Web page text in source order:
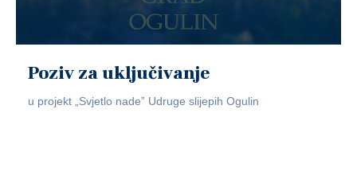
Poziv za uključivanje
u projekt „Svjetlo nade” Udruge slijepih Ogulin